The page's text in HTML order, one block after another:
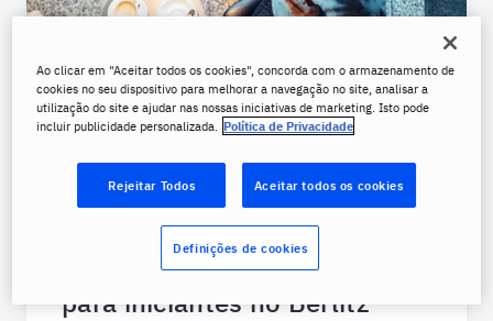
Vantagens de estudar francês
para iniciantes no Berlitz
Ao clicar em "Aceitar todos os cookies", concorda com o armazenamento de
cookies no seu dispositivo para melhorar a navegação no site, analisar a
utilização do site e ajudar nas nossas iniciativas de marketing. Isto pode
incluir publicidade personalizada.
Política de Privacidade
Rejeitar Todos Aceitar todos os cookies
Definições de cookies